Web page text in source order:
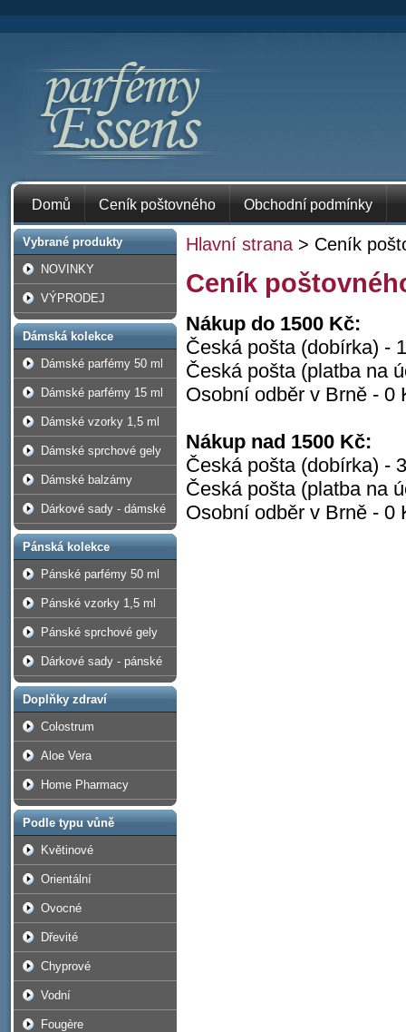
Domů Ceník poštovného Obchodní podmínky
Vybrané produkty
NOVINKY
VÝPRODEJ
Dámská kolekce
Dámské parfémy 50 ml
Dámské parfémy 15 ml
Dámské vzorky 1,5 ml
Dámské sprchové gely
Dámské balzámy
Dárkové sady - dámské
Pánská kolekce
Pánské parfémy 50 ml
Pánské vzorky 1,5 ml
Pánské sprchové gely
Dárkové sady - pánské
Doplňky zdraví
Colostrum
Aloe Vera
Home Pharmacy
Podle typu vůně
Květinové
Orientální
Ovocné
Dřevité
Chyprové
Vodní
Fougère
Hlavní strana > Ceník
Ceník
Nákup do 1500 Kč:
Česká pošta (dobírka) -
Česká pošta (platba na
Osobní odběr v Brně - 0
Nákup nad 1500 Kč:
Česká pošta (dobírka) -
Česká pošta (platba na
Osobní odběr v Brně - 0